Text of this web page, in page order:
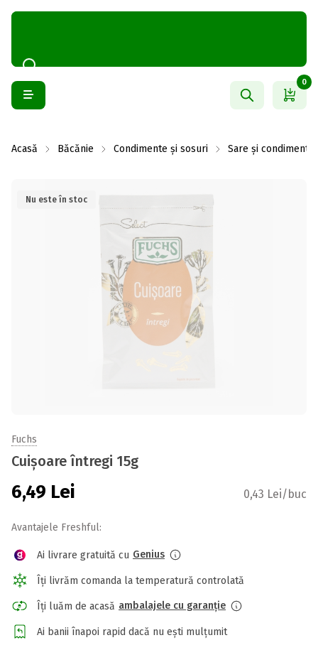
0
Acasă Băcănie Condimente și sosuri Sare și condimente
Nu este în stoc
Fuchs
Cuișoare întregi 15g
6,49 Lei 0,43 Lei/buc
Avantajele Freshful:
Ai livrare gratuită cu Genius
Îți livrăm comanda la temperatură controlată
Îți luăm de acasă ambalajele cu garanție
Ai banii înapoi rapid dacă nu ești mulțumit